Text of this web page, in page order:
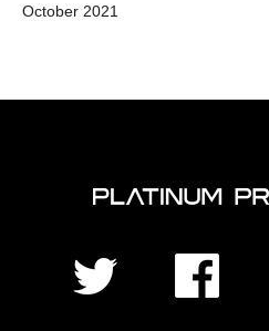
October 2021